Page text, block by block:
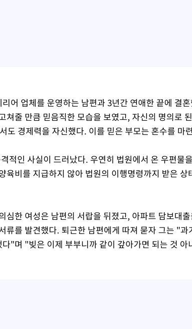
어 업체를 운영하는 남편과 3년간 연애한 끝에 결
쳐줄 만큼 믿음직한 모습을 보였고, 자신의 명의로
도 경제력을 자신했다. 이를 믿은 부모는 혼수를 마
적인 사실이 드러났다. 우연히 법원에서 온 우편물
육비를 지급하지 않아 법원의 이행명령까지 받은 상
심한 여성은 남편의 서랍을 뒤졌고, 아파트 담보대
류를 발견했다. 퇴근한 남편에게 따져 묻자 그는 "
"며 "빚은 이제 부부니까 같이 갚아가면 되는 것